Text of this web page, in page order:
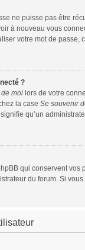
ne puisse pas être
à nouveau vous
votre mot de passe,
?
moilors de votre
la case Se souvenir
qu’un
qui conservent
du forum. Si